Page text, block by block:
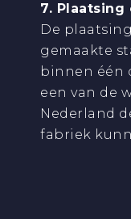
7. Plaatsing
De
gemaakte
binnen één
een van de
Nederland
fabriek